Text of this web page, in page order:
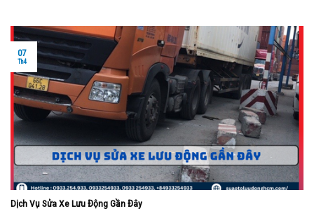
Dịch Vụ Sửa Xe Lưu Động Gần Đây
07
Th4